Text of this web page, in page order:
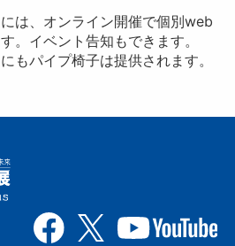
は、オンライン開催で個別web
。イベント告知もできます。
もパイプ椅子は提供されます。